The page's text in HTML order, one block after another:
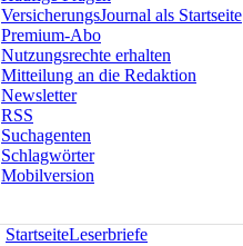
VersicherungsJournal als Startseite
Premium-Abo
Nutzungsrechte erhalten
Mitteilung an die Redaktion
Newsletter
RSS
Suchagenten
Schlagwörter
Mobilversion
StartseiteLeserbriefe